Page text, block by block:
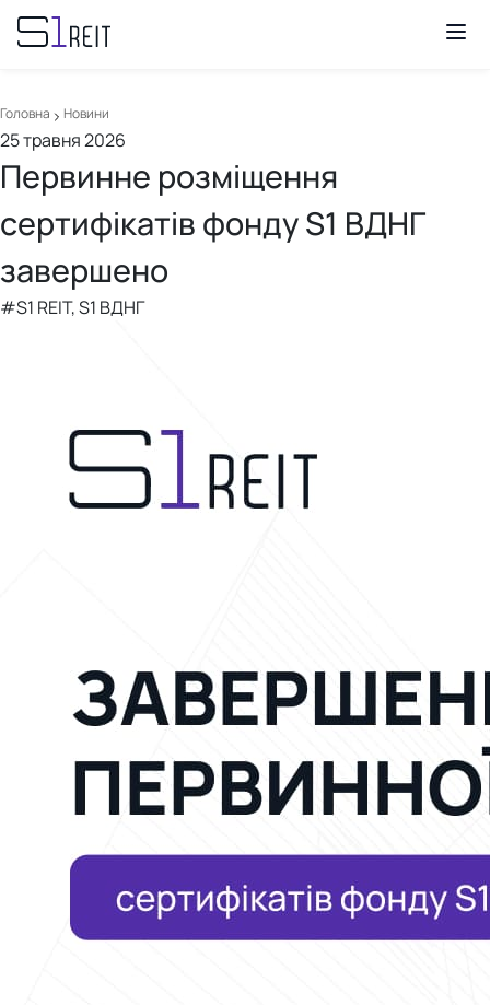
Головна Новини
25 травня 2026
Первинне розміщення
сертифікатів фонду S1 ВДНГ
завершено
#S1 REIT, S1 ВДНГ